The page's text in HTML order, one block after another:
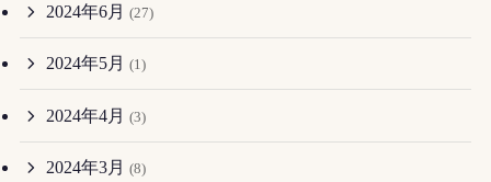
2024年6月 (27)
2024年5月 (1)
2024年4月 (3)
2024年3月 (8)